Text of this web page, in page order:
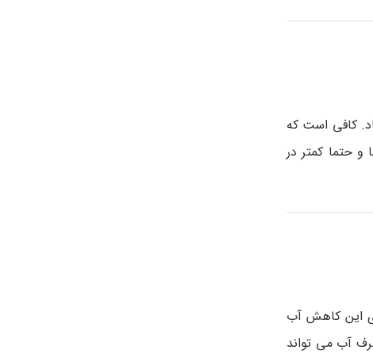
کافی است که
حتما کمتر در
این کاهش آب
باید دست کم 8 تا 9 لیوان آب بنوشید. مصرف آب می تواند